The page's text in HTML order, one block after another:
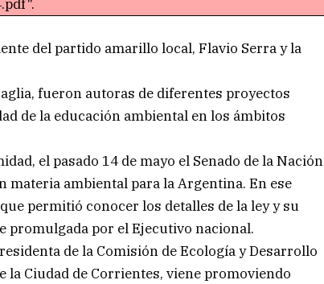
del partido amarillo local, Flavio Serra y la
fueron autoras de diferentes proyectos
de la educación ambiental en los ámbitos
el pasado 14 de mayo el Senado de la Nación
materia ambiental para la Argentina. En ese
permitió conocer los detalles de la ley y su
promulgada por el Ejecutivo nacional.
de la Comisión de Ecología y Desarrollo
la Ciudad de Corrientes, viene promoviendo